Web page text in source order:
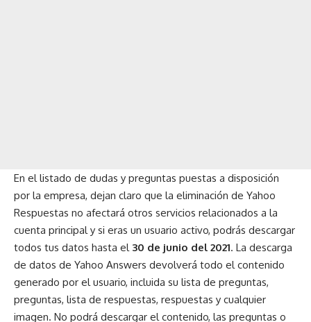
En el listado de dudas y preguntas puestas a disposición
por la empresa, dejan claro que la eliminación de Yahoo
Respuestas no afectará otros servicios relacionados a la
cuenta principal y si eras un usuario activo, podrás descargar
todos tus datos hasta el30 de junio del 2021. La descarga
de datos de Yahoo Answers devolverá todo el contenido
generado por el usuario, incluida su lista de preguntas,
preguntas, lista de respuestas, respuestas y cualquier
imagen. No podrá descargar el contenido, las preguntas o